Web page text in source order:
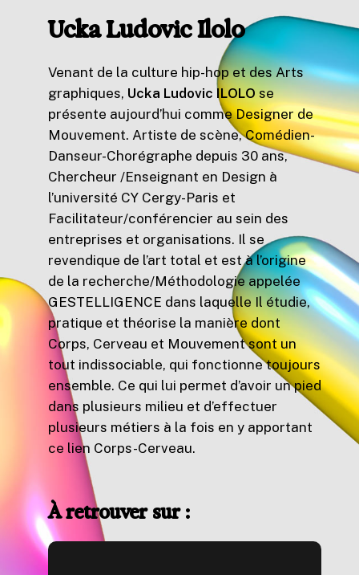
Ucka Ludovic Ilolo
Venant de la culture hip-hop et des Arts
graphiques, Ucka Ludovic ILOLOse
présente aujourd’hui comme Designer de
Mouvement. Artiste de scène, Comédien-
Danseur-Chorégraphe depuis 30 ans,
Chercheur /Enseignant en Design à
l’université CY Cergy-Paris et
Facilitateur/conférencier au sein des
entreprises et organisations. Il se
revendique de l’art total et est à l’origine
de la recherche/Méthodologie appelée
GESTELLIGENCE dans laquelle Il étudie,
pratique et théorise la manière dont
Corps, Cerveau et Mouvement sont un
tout indissociable, qui fonctionne toujours
ensemble. Ce qui lui permet d’avoir un pied
dans plusieurs milieu et d’effectuer
plusieurs métiers à la fois en y apportant
ce lien Corps-Cerveau.
À retrouver sur :